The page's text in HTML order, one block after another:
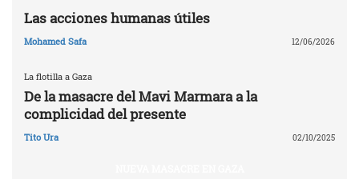
Las acciones humanas útiles
Mohamed Safa 12/06/2026
La flotilla a Gaza
De la masacre del Mavi Marmara a la
complicidad del presente
Tito Ura 02/10/2025